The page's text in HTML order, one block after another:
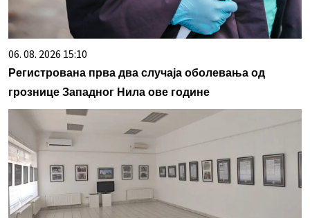
06. 08. 2026 15:10
Регистрована прва два случаја оболевања од
грознице Западног Нила ове године